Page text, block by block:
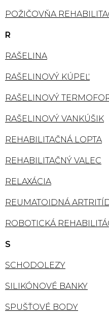
POŽIČOVŇA
R
RAŠELINA
RAŠELINOVÝ KÚPEĽ
RAŠELINOVÝ
RAŠELINOVÝ VANKÚŠIK
REHABILITAČNÁ LOPTA
REHABILITAČNÝ VALEC
RELAXÁCIA
REUMATOIDNÁ
ROBOTICKÁ
S
SCHODOLEZY
SILIKÓNOVÉ BANKY
SPUŠŤOVÉ BODY